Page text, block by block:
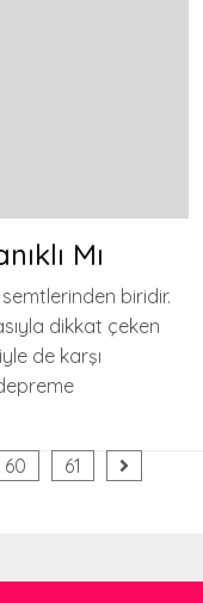
Mı
biridir.
dikkat çeken
de karşı
60 61